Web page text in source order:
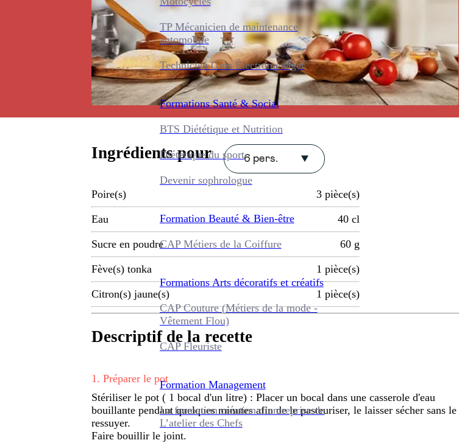
TP Mécanicien de maintenance
automobile
Technicien Gros Électroménager
Formations Santé & Social
BTS Diététique et Nutrition
Diététique du sport
Devenir sophrologue
Formation Beauté & Bien-être
CAP Métiers de la Coiffure
Formations Arts décoratifs et créatifs
CAP Couture (Métiers de la mode -
Vêtement Flou)
CAP Fleuriste
Formation Management
La formation création d’entreprise de
L’atelier des Chefs
Ingrédients pour 6 pers.
Poire(s) 3 pièce(s)
Eau 40 cl
Sucre en poudre 60 g
Fève(s) tonka 1 pièce(s)
Citron(s) jaune(s) 1 pièce(s)
Descriptif de la recette
1 . Préparer le pot
Stériliser le pot ( 1 bocal d'un litre) : Placer un bocal dans une casserole d'eau
bouillante pendant quelques minutes afin de le pasteuriser, le laisser sécher sans le
ressuyer.
Faire bouillir le joint.